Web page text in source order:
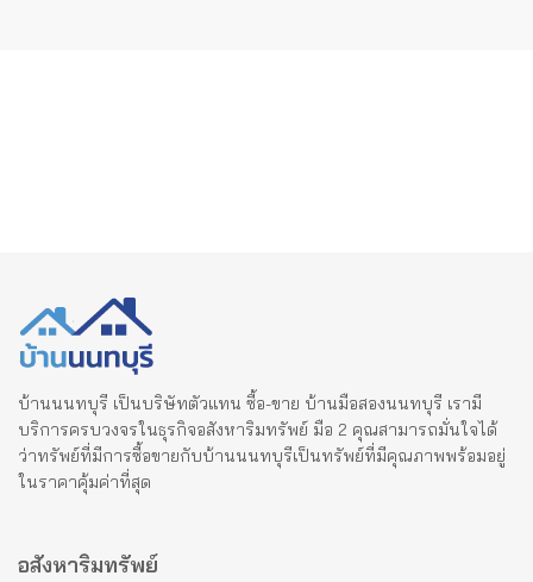
บ้านนนทบุรี เป็นบริษัทตัวแทน ซื้อ-ขาย บ้านมือสองนนทบุรี เรามี
บริการครบวงจรในธุรกิจอสังหาริมทรัพย์ มือ 2 คุณสามารถมั่นใจได้
ว่าทรัพย์ที่มีการซื้อขายกับบ้านนนทบุรีเป็นทรัพย์ที่มีคุณภาพพร้อมอยู่
ในราคาคุ้มค่าที่สุด
อสังหาริมทรัพย์